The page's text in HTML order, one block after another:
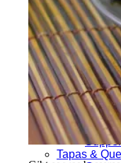
Pute
Rind
Wild
Salate &
Salate
Currys,
Currys
Tapas &